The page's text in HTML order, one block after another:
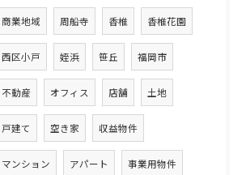
商業地域 周船寺 香椎 香椎花園
西区小戸 姪浜 笹丘 福岡市
不動産 オフィス 店舗 土地
戸建て 空き家 収益物件
マンション アパート 事業用物件